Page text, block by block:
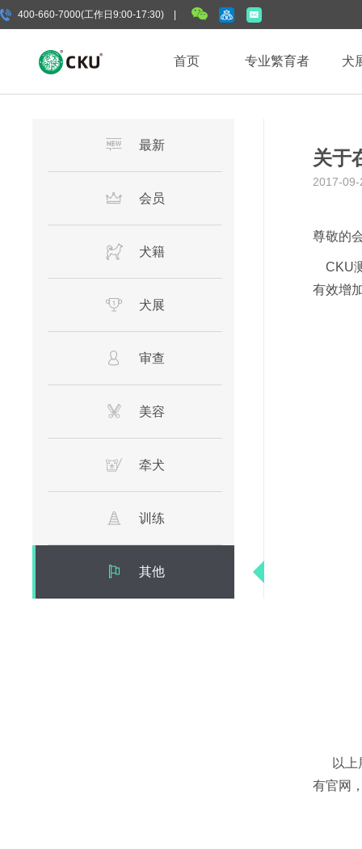
400-660-7000(工作日9:00-17:30) |
首页 专业繁育者 犬
最新
会员
犬籍
犬展
审查
美容
牵犬
训练
其他
关于
2017-
尊敬的
CKU
有效增
以上
有官网